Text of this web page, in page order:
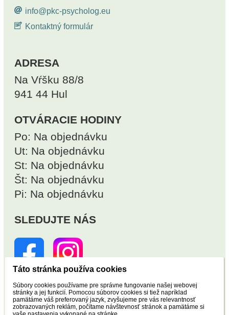
info@pkc-psycholog.eu
Kontaktný formulár
ADRESA
Na Vŕšku 88/8
941 44 Hul
OTVÁRACIE HODINY
Po: Na objednávku
Ut: Na objednávku
St: Na objednávku
Št: Na objednávku
Pi: Na objednávku
SLEDUJTE NÁS
NÁVŠTEVNOSŤ
Táto stránka používa cookies
Súbory cookies používame pre správne fungovanie našej webovej
stránky a jej funkcií. Pomocou súborov cookies si tiež napríklad
pamätáme váš preferovaný jazyk, zvyšujeme pre vás relevantnosť
zobrazovaných reklám, počítame návštevnosť stránok a pamätáme si